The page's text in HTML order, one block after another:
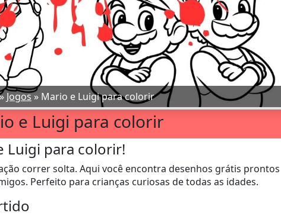
Jogos» Mario e Luigi para colorir
e Luigi para colorir
Luigi para colorir!
correr solta. Aqui você encontra desenhos grátis prontos
Perfeito para crianças curiosas de todas as idades.